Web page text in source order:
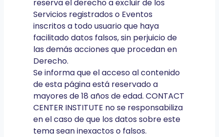
reserva el derecho a excluir de los
Servicios registrados o Eventos
inscritos a todo usuario que haya
facilitado datos falsos, sin perjuicio de
las demás acciones que procedan en
Derecho.
Se informa que el acceso al contenido
de esta página está reservado a
mayores de 18 años de edad. CONTACT
CENTER INSTITUTE no se responsabiliza
en el caso de que los datos sobre este
tema sean inexactos o falsos.